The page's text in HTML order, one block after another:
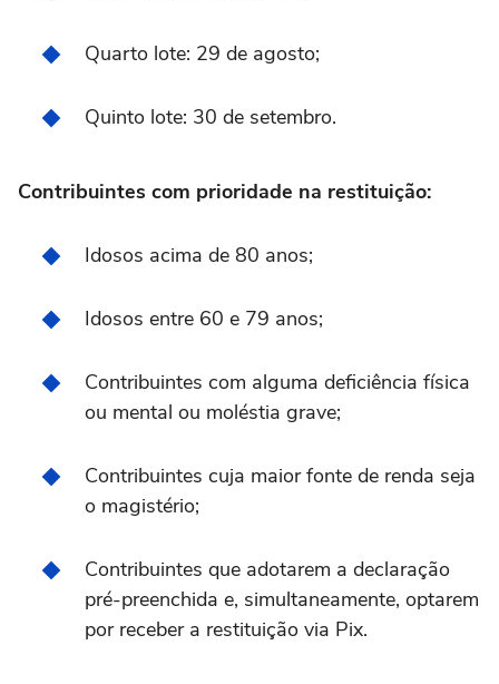
Quarto lote: 29 de agosto;
Quinto lote: 30 de setembro.
Contribuintes com prioridade na restituição:
Idosos acima de 80 anos;
Idosos entre 60 e 79 anos;
Contribuintes com alguma deficiência física
ou mental ou moléstia grave;
Contribuintes cuja maior fonte de renda seja
o magistério;
Contribuintes que adotarem a declaração
pré-preenchida e, simultaneamente, optarem
por receber a restituição via Pix.